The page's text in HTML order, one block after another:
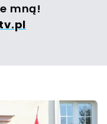
mną!